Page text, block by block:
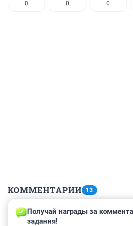
0 0 0
КОММЕНТАРИИ 13
Гость
3 октября 2011, 11:02
Получай награды за
задания!